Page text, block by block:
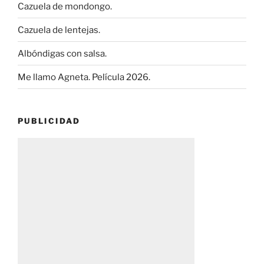
Cazuela de mondongo.
Cazuela de lentejas.
Albóndigas con salsa.
Me llamo Agneta. Película 2026.
PUBLICIDAD